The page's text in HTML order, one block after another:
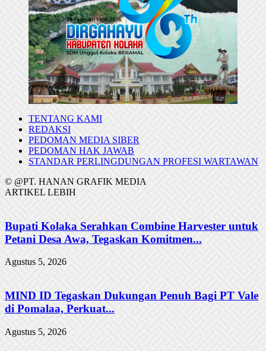
TENTANG KAMI
REDAKSI
PEDOMAN MEDIA SIBER
PEDOMAN HAK JAWAB
STANDAR PERLINGDUNGAN PROFESI WARTAWAN
© @PT. HANAN GRAFIK MEDIA
ARTIKEL LEBIH
Bupati Kolaka Serahkan Combine Harvester untuk
Petani Desa Awa, Tegaskan Komitmen...
Agustus 5, 2026
MIND ID Tegaskan Dukungan Penuh Bagi PT Vale
di Pomalaa, Perkuat...
Agustus 5, 2026